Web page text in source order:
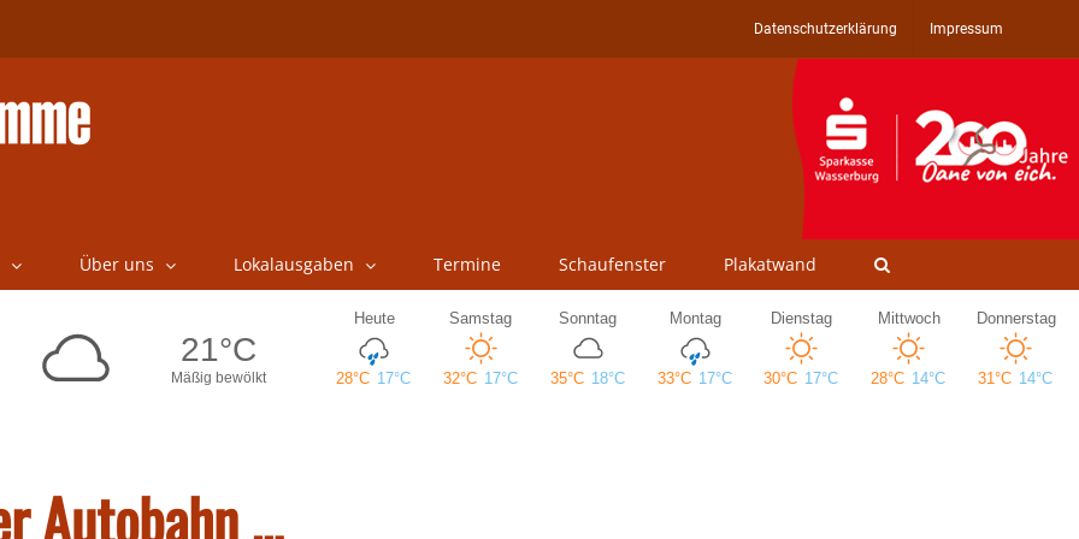
Datenschutzerklärung Impressum
Über uns Lokalausgaben Termine Schaufenster Plakatwand
Autobahn …